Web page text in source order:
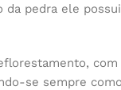
da pedra ele
com
se sempre